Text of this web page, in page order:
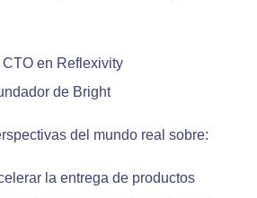
en Reflexivity
de Bright
del mundo real sobre:
la entrega de productos